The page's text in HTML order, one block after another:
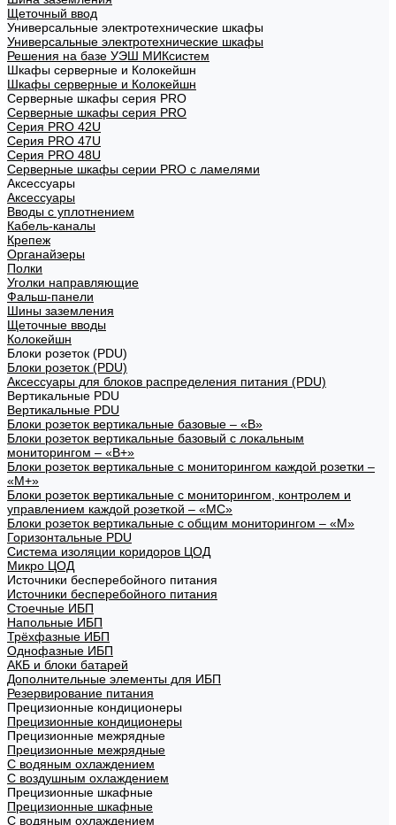
Щеточный ввод
Универсальные электротехнические шкафы
Универсальные электротехнические шкафы
Решения на базе УЭШ МИКсистем
Шкафы серверные и Колокейшн
Шкафы серверные и Колокейшн
Серверные шкафы серия PRO
Серверные шкафы серия PRO
Серия PRO 42U
Серия PRO 47U
Серия PRO 48U
Серверные шкафы серии PRO с ламелями
Аксессуары
Аксессуары
Вводы с уплотнением
Кабель-каналы
Крепеж
Органайзеры
Полки
Уголки направляющие
Фальш-панели
Шины заземления
Щеточные вводы
Колокейшн
Блоки розеток (PDU)
Блоки розеток (PDU)
Аксессуары для блоков распределения питания (PDU)
Вертикальные PDU
Вертикальные PDU
Блоки розеток вертикальные базовые – «В»
Блоки розеток вертикальные базовый с локальным
мониторингом – «В+»
Блоки розеток вертикальные с мониторингом каждой розетки –
«М+»
Блоки розеток вертикальные с мониторингом, контролем и
управлением каждой розеткой – «МС»
Блоки розеток вертикальные с общим мониторингом – «М»
Горизонтальные PDU
Система изоляции коридоров ЦОД
Микро ЦОД
Источники бесперебойного питания
Источники бесперебойного питания
Стоечные ИБП
Напольные ИБП
Трёхфазные ИБП
Однофазные ИБП
АКБ и блоки батарей
Дополнительные элементы для ИБП
Резервирование питания
Прецизионные кондиционеры
Прецизионные кондиционеры
Прецизионные межрядные
Прецизионные межрядные
С водяным охлаждением
С воздушным охлаждением
Прецизионные шкафные
Прецизионные шкафные
С водяным охлаждением